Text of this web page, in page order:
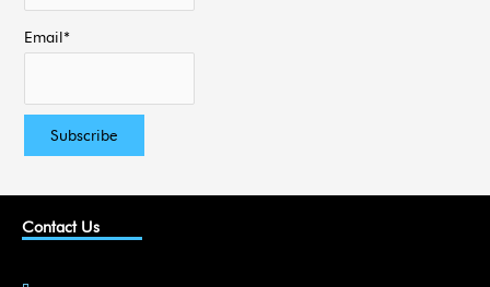
Email*
Contact Us